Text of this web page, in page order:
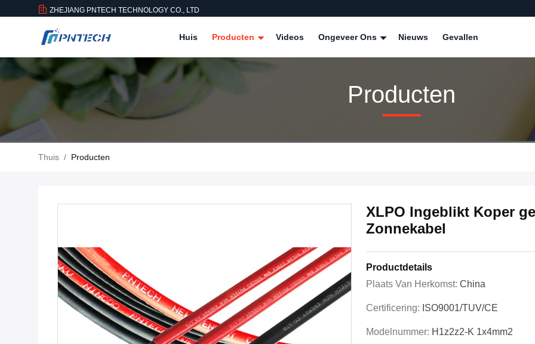
ZHEJIANG PNTECH TECHNOLOGY CO., LTD
Huis Producten Videos Ongeveer Ons Nieuws Gevallen
Producten
Thuis / Producten
XLPO Ingeblikt Koper
Zonnekabel
Productdetails
Plaats Van Herkomst: China
Certificering: ISO9001/TUV/CE
Modelnummer: H1z2z2-K 1x4mm2